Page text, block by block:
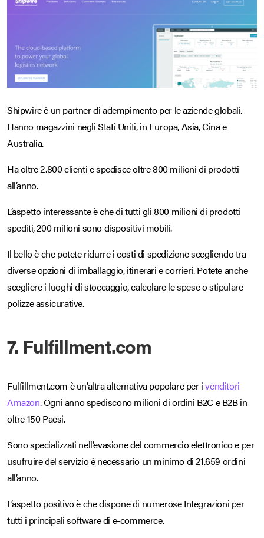
Shipwire è un partner di adempimento per le aziende globali.
Hanno magazzini negli Stati Uniti, in Europa, Asia, Cina e
Australia.
Ha oltre 2.800 clienti e spedisce oltre 800 milioni di prodotti
all’anno.
L’aspetto interessante è che di tutti gli 800 milioni di prodotti
spediti, 200 milioni sono dispositivi mobili.
Il bello è che potete ridurre i costi di spedizione scegliendo tra
diverse opzioni di imballaggio, itinerari e corrieri. Potete anche
scegliere i luoghi di stoccaggio, calcolare le spese o stipulare
polizze assicurative.
7. Fulfillment.com
Fulfillment.com è un’altra alternativa popolare per ivenditori
Amazon. Ogni anno spediscono milioni di ordini B2C e B2B in
oltre 150 Paesi.
Sono specializzati nell’evasione del commercio elettronico e per
usufruire del servizio è necessario un minimo di 21.659 ordini
all’anno.
L’aspetto positivo è che dispone di numerose Integrazioni per
tutti i principali software di e-commerce.